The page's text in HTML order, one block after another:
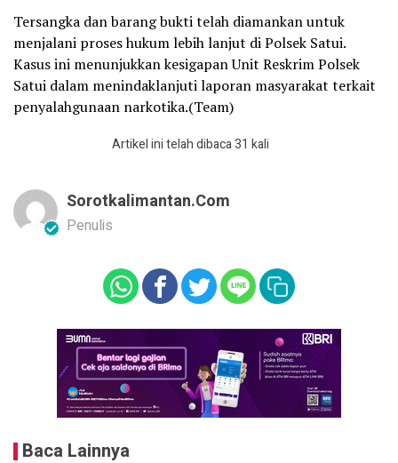
Tersangka dan barang bukti telah diamankan untuk
menjalani proses hukum lebih lanjut di Polsek Satui.
Kasus ini menunjukkan kesigapan Unit Reskrim Polsek
Satui dalam menindaklanjuti laporan masyarakat terkait
penyalahgunaan narkotika.(Team)
Artikel ini telah dibaca 31 kali
Sorotkalimantan.com
Penulis
Baca Lainnya